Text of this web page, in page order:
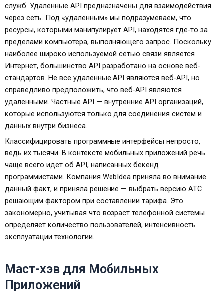
служб. Удаленные API предназначены для взаимодействия
через сеть. Под «удаленным» мы подразумеваем, что
ресурсы, которыми манипулирует API, находятся где-то за
пределами компьютера, выполняющего запрос. Поскольку
наиболее широко используемой сетью связи является
Интернет, большинство API разработано на основе веб-
стандартов. Не все удаленные API являются веб-API, но
справедливо предположить, что веб-API являются
удаленными. Частные API — внутренние API организаций,
которые используются только для соединения систем и
данных внутри бизнеса.
Классифицировать программные интерфейсы непросто,
ведь их тысячи. В контексте мобильных приложений речь
чаще всего идет об API, написанных бекенд
программистами. Компания WebIdea приняла во внимание
данный факт, и приняла решение — выбрать версию АТС
решающим фактором при составлении тарифа. Это
закономерно, учитывая что возраст телефонной системы
определяет количество пользователей, интенсивность
эксплуатации технологии.
Маст-хэв для Мобильных
Приложений